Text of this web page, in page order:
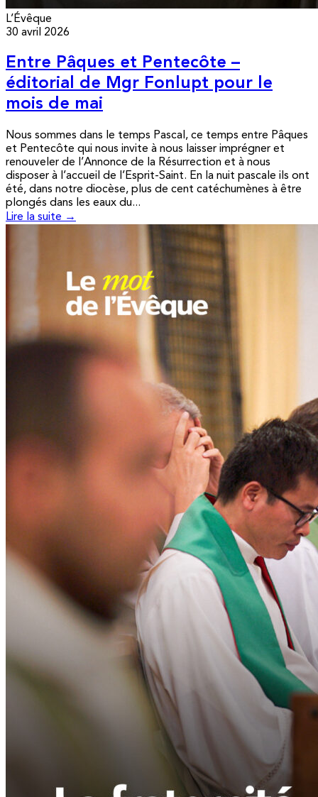
L’Évêque
30 avril 2026
Entre Pâques et Pentecôte –
éditorial de Mgr Fonlupt pour le
mois de mai
Nous sommes dans le temps Pascal, ce temps entre Pâques
et Pentecôte qui nous invite à nous laisser imprégner et
renouveler de l’Annonce de la Résurrection et à nous
disposer à l’accueil de l’Esprit-Saint. En la nuit pascale ils ont
été, dans notre diocèse, plus de cent catéchumènes à être
plongés dans les eaux du...
Lire la suite →